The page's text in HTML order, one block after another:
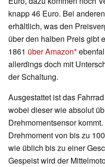
knapp 46 Euro. Bei
erhältlich, was den
über den halben Preis gibt
1861 über Amazon
allerdings doch mit
der Schaltung.
Ausgestattet ist das
wobei dieser wie absolut
Drehmomentsensor
Drehmoment von bis zu
wie üblich bis zu einer
Gespeist wird der